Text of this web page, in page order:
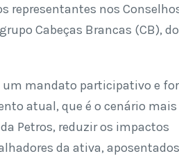
representantes nos
Cabeças Brancas (CB),
um mandato participativo e
atual, que é o cenário mais
Petros, reduzir os impactos
da ativa,